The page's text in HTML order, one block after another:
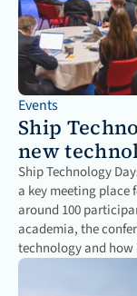
Events
Ship
new
Ship Technology
a key meeting
around 100
academia, the
technology and